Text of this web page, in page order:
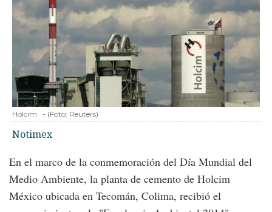
Holcim - (Foto: Reuters)
Notimex
En el marco de la conmemoración del Día Mundial del
Medio Ambiente, la planta de cemento de Holcim
México ubicada en Tecomán, Colima, recibió el